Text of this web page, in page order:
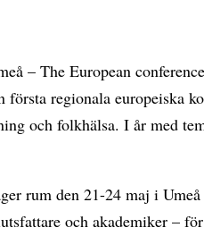
– The European
första regionala europeiska
och folkhälsa. I år med
rum den 21-24 maj i
och akademiker –